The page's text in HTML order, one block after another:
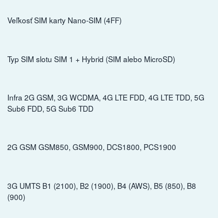
Veľkosť SIM karty Nano-SIM (4FF)
Typ SIM slotu SIM 1 + Hybrid (SIM alebo MicroSD)
Infra 2G GSM, 3G WCDMA, 4G LTE FDD, 4G LTE TDD, 5G
Sub6 FDD, 5G Sub6 TDD
2G GSM GSM850, GSM900, DCS1800, PCS1900
3G UMTS B1 (2100), B2 (1900), B4 (AWS), B5 (850), B8
(900)